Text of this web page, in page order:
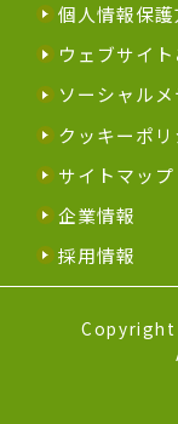
個人情報保
ウェブサイ
ソーシャル
クッキーポリ
サイトマップ
企業情報
採用情報
Copyright